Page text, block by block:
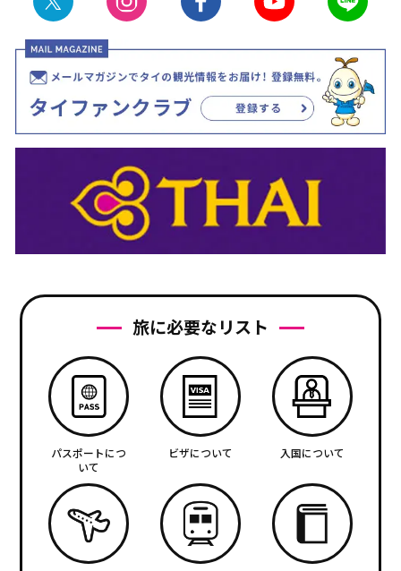
旅に必要なリスト
パスポートにつ
いて
ビザについて 入国について